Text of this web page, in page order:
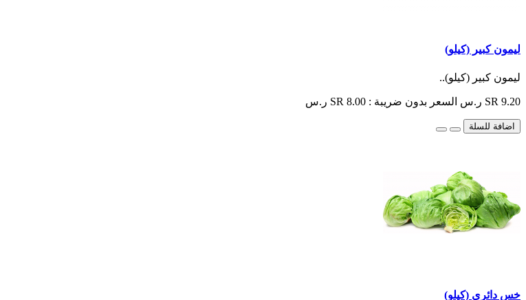
ليمون كبير (كيلو)
ليمون كبير (كيلو)..
SR 9.20 ر.س السعر بدون ضريبة : SR 8.00 ر.س
اضافة للسلة
خس دائري (كيلو)